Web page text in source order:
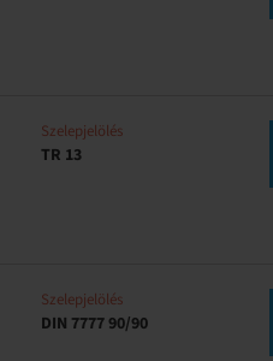
Szelepjelölés
TR 13
Szelepjelölés
DIN 7777 90/90